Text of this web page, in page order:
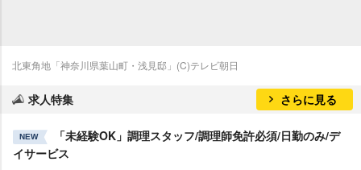
北東角地「神奈川県葉山町・浅見邸」(C)テレビ朝日
求人特集 さらに見る
NEW
「未経験OK」調理スタッフ/調理師免許必須/日勤のみ/デ
イサービス